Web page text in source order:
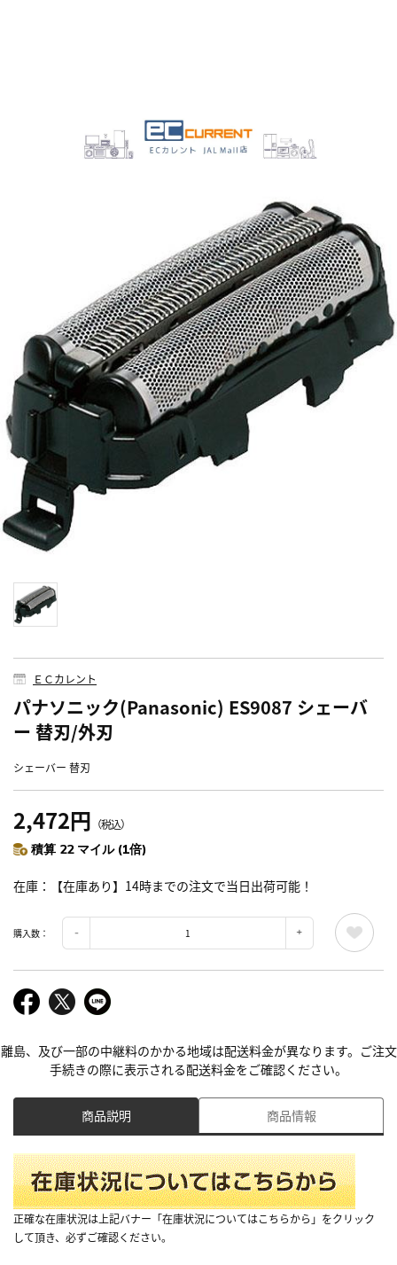
ＥＣカレント
パナソニック(Panasonic) ES9087 シェーバ
ー 替刃/外刃
シェーバー 替刃
2,472円 （税込）
積算 22 マイル (1倍)
在庫 【在庫あり】14時までの注文で当日出荷可能！
購入数：
離島、及び一部の中継料のかかる地域は配送料金が異なります。ご注文
手続きの際に表示される配送料金をご確認ください。
商品説明 商品情報
正確な在庫状況は上記バナー「在庫状況についてはこちらから」をクリック
して頂き、必ずご確認ください。